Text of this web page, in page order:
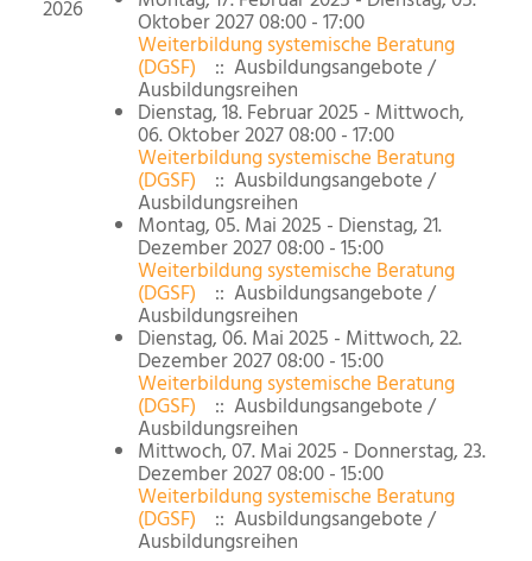
2026 Oktober 2027 08:00 - 17:00
Weiterbildung systemische Beratung
(DGSF) :: Ausbildungsangebote /
Ausbildungsreihen
Dienstag, 18. Februar 2025 - Mittwoch,
06. Oktober 2027 08:00 - 17:00
Weiterbildung systemische Beratung
(DGSF) :: Ausbildungsangebote /
Ausbildungsreihen
Montag, 05. Mai 2025 - Dienstag, 21.
Dezember 2027 08:00 - 15:00
Weiterbildung systemische Beratung
(DGSF) :: Ausbildungsangebote /
Ausbildungsreihen
Dienstag, 06. Mai 2025 - Mittwoch, 22.
Dezember 2027 08:00 - 15:00
Weiterbildung systemische Beratung
(DGSF) :: Ausbildungsangebote /
Ausbildungsreihen
Mittwoch, 07. Mai 2025 - Donnerstag, 23.
Dezember 2027 08:00 - 15:00
Weiterbildung systemische Beratung
(DGSF) :: Ausbildungsangebote /
Ausbildungsreihen